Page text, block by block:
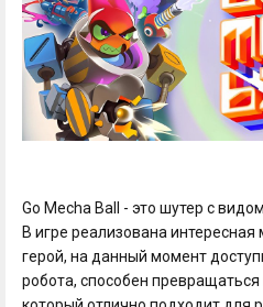
Go Mecha Ball - это шутер с
В игре реализована
герой, на данный момент
робота, способен